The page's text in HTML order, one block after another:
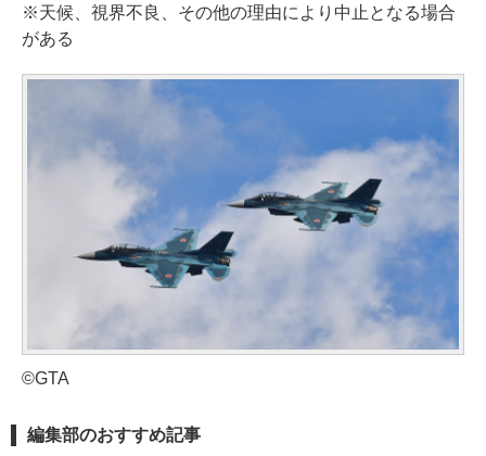
※天候、視界不良、その他の理由により中止となる場合
がある
©GTA
編集部のおすすめ記事